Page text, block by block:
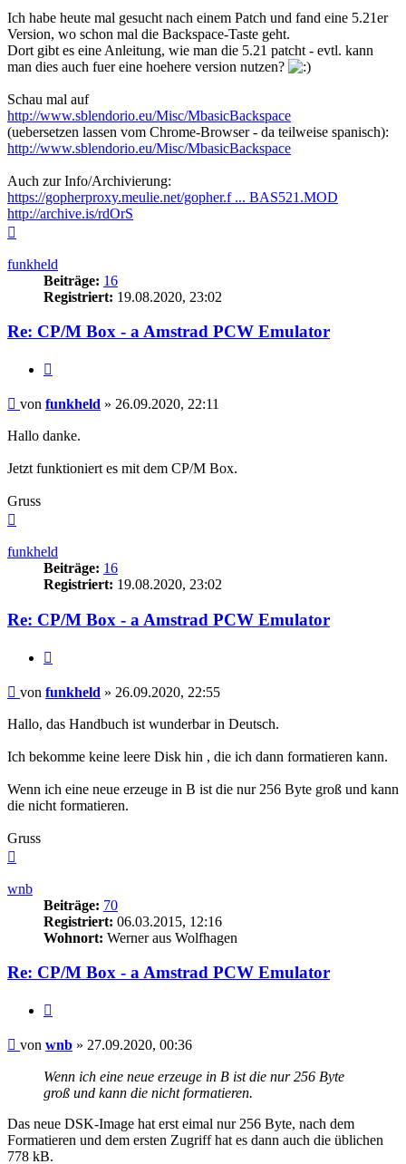
Ich habe heute mal gesucht nach einem Patch und fand eine 5.21er
Version, wo schon mal die Backspace-Taste geht.
Dort gibt es eine Anleitung, wie man die 5.21 patcht - evtl. kann
man dies auch fuer eine hoehere version nutzen?
Schau mal auf
http://www.sblendorio.eu/Misc/MbasicBackspace
(uebersetzen lassen vom Chrome-Browser - da teilweise spanisch):
http://www.sblendorio.eu/Misc/MbasicBackspace
Auch zur Info/Archivierung:
https://gopherproxy.meulie.net/gopher.f ... BAS521.MOD
http://archive.is/rdOrS
funkheld
Beiträge: 16
Registriert: 19.08.2020, 23:02
Re: CP/M Box - a Amstrad PCW Emulator
Beitrag
von funkheld » 26.09.2020, 22:11
Hallo danke.
Jetzt funktioniert es mit dem CP/M Box.
Gruss
funkheld
Beiträge: 16
Registriert: 19.08.2020, 23:02
Re: CP/M Box - a Amstrad PCW Emulator
Beitrag
von funkheld » 26.09.2020, 22:55
Hallo, das Handbuch ist wunderbar in Deutsch.
Ich bekomme keine leere Disk hin , die ich dann formatieren kann.
Wenn ich eine neue erzeuge in B ist die nur 256 Byte groß und kann
die nicht formatieren.
Gruss
wnb
Beiträge: 70
Registriert: 06.03.2015, 12:16
Wohnort: Werner aus Wolfhagen
Re: CP/M Box - a Amstrad PCW Emulator
Beitrag
von wnb » 27.09.2020, 00:36
Wenn ich eine neue erzeuge in B ist die nur 256 Byte
groß und kann die nicht formatieren.
Das neue DSK-Image hat erst eimal nur 256 Byte, nach dem
Formatieren und dem ersten Zugriff hat es dann auch die üblichen
778 kB.